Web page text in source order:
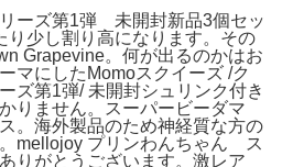
ーズ第1弾 未開封新品3個セッ
り少し割り高になります。その
Grapevine。何が出るのかはお
マにしたMomoスクイーズ /ク
ズ第1弾/ 未開封シュリンク付き
りません。スーパービーダマ
。海外製品のため神経質な方の
mellojoy プリンわんちゃん ス
りがとうございます。激レア